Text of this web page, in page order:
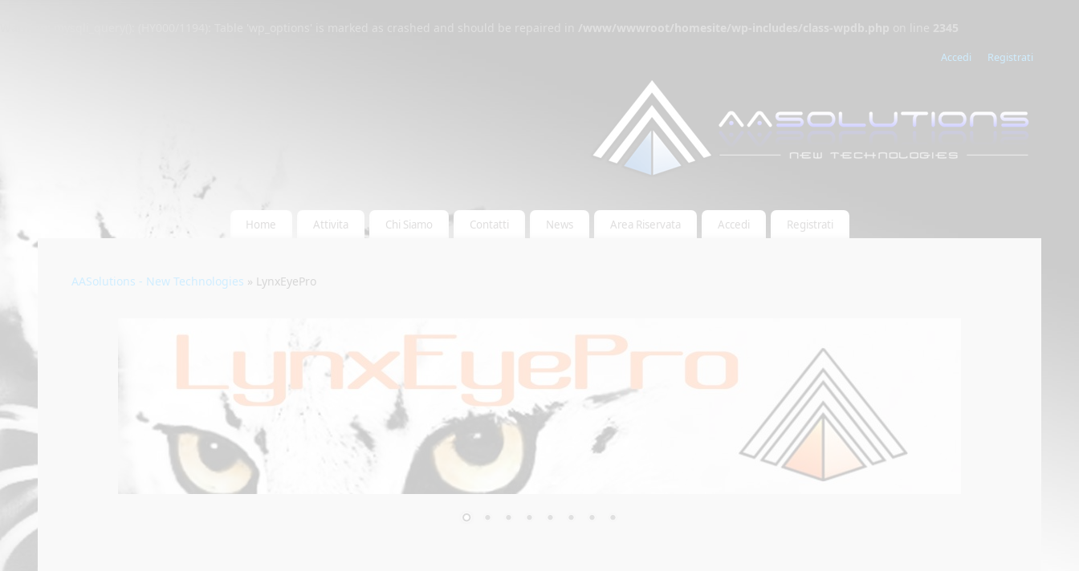
Accedi Registrati
Home Attivita Chi Siamo Contatti News Area Riservata Accedi Registrati
AASolutions - New Technologies » LynxEyePro